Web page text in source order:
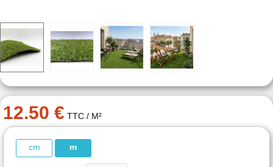
12.50 € TTC / M²
cm m